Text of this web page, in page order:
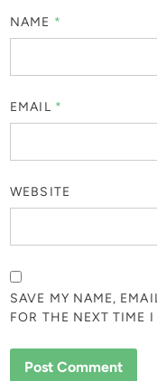
NAME *
EMAIL *
WEBSITE
SAVE MY NAME,
FOR THE NEXT TIME